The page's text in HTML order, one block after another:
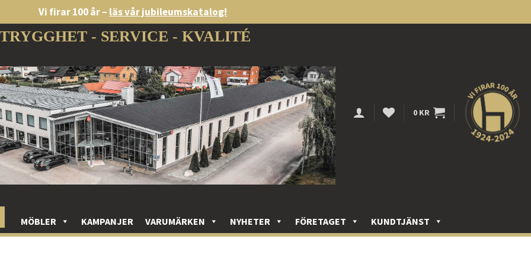
Vi firar 100 år – läs vår jubileumskatalog!
TRYGGHET - SERVICE - KVALITÉ
0 KR
MÖBLER KAMPANJER VARUMÄRKEN NYHETER FÖRETAGET KUNDTJÄNST